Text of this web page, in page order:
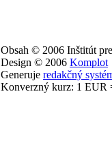
Obsah © 2006 Inštitút
Design © 2006 Komplot
Generuje redakčný
Konverzný kurz: 1 EUR